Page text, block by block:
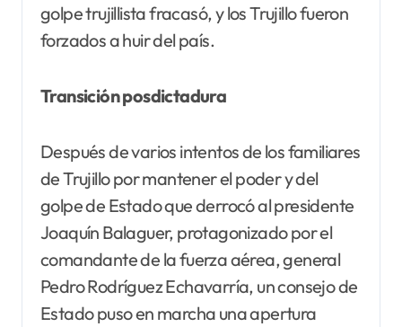
golpe trujillista fracasó, y los Trujillo fueron
forzados a huir del país.
Transición posdictadura
Después de varios intentos de los familiares
de Trujillo por mantener el poder y del
golpe de Estado que derrocó al presidente
Joaquín Balaguer, protagonizado por el
comandante de la fuerza aérea, general
Pedro Rodríguez Echavarría, un consejo de
Estado puso en marcha una apertura